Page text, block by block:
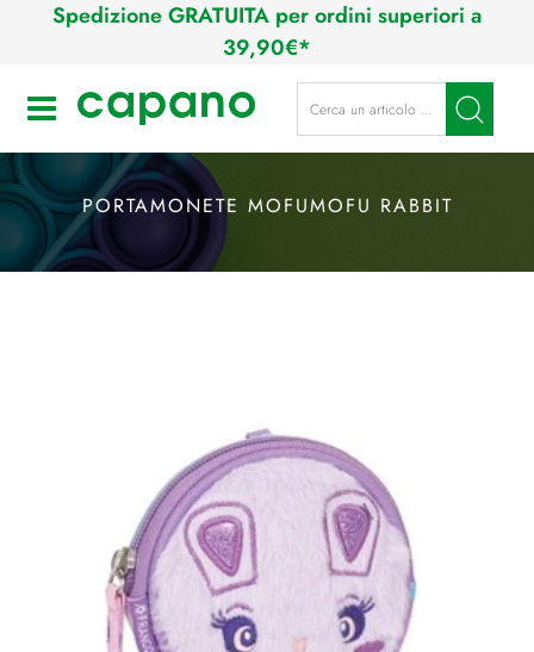
Spedizione GRATUITA per ordini superiori a
39,90€*
Open La modifica di un filtro
PORTAMONETE MOFUMOFU RABBIT